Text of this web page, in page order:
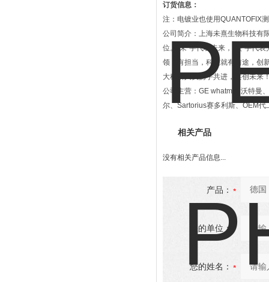
订货信息：
注：电镀业也使用QUANTOFIX
公司简介：上海未熹生物科技有
位。“未”字代表未来，“熹”字代
领，有担当，科技就有前途，创
大科研人员携手共进，共创未来
公司主营：GE whatman沃特曼
尔、Sartorius赛多利斯、OEM
相关产品
没有相关产品信息...
产品：
您的单位：
您的姓名：